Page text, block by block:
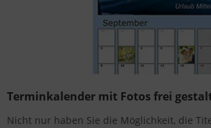
Terminkalender mit Fotos frei
Nicht nur haben Sie die Möglichkeit, die